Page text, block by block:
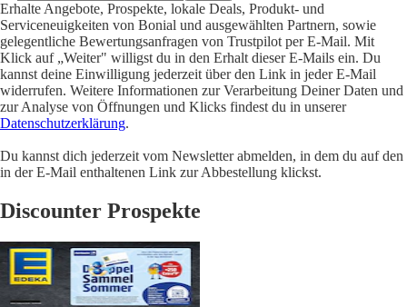
Erhalte Angebote, Prospekte, lokale Deals, Produkt- und
Serviceneuigkeiten von Bonial und ausgewählten Partnern, sowie
gelegentliche Bewertungsanfragen von Trustpilot per E-Mail. Mit
Klick auf „Weiter" willigst du in den Erhalt dieser E-Mails ein. Du
kannst deine Einwilligung jederzeit über den Link in jeder E-Mail
widerrufen. Weitere Informationen zur Verarbeitung Deiner Daten und
zur Analyse von Öffnungen und Klicks findest du in unserer
Datenschutzerklärung.
Du kannst dich jederzeit vom Newsletter abmelden, in dem du auf den
in der E-Mail enthaltenen Link zur Abbestellung klickst.
Discounter Prospekte